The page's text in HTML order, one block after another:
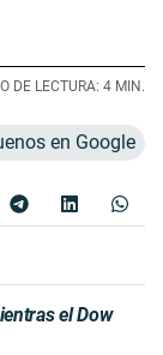
DE LECTURA: 4 MIN.
en Google
el Dow